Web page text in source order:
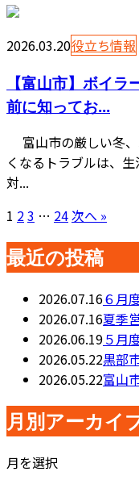
2026.03.20役立ち情報
【富山市】ボイ
前に知ってお...
富山市の厳しい冬
くなるトラブルは、
対...
1 23 … 24次へ »
最近の投稿
2026.07.16６月
2026.07.16夏季
2026.06.19５月
2026.05.22黒部
2026.05.22富山
月別アーカイ
月を選択